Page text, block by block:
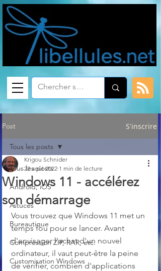
Post S'inscrire
Tous les posts
Android, iOS
Astuces
Bureautique
Compression ZIP, RAR, etc.
Customisation Windows
Tous les posts
Windows 11 - accélérez
son démarrage
Krigou Schnider
22 août 2022 1 min de lecture
Vous trouvez que Windows 11 met un
temps fou pour se lancer. Avant
d'envisager l'achat d'un nouvel
ordinateur, il vaut peut-être la peine
de vérifier, combien d'applications